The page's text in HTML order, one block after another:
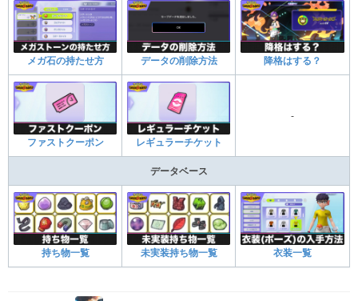
メガ石の持たせ方 データの削除方法 降格はする？
ファストクーポン レギュラーチケット
-
データベース
持ち物一覧 未実装持ち物一覧 衣装一覧